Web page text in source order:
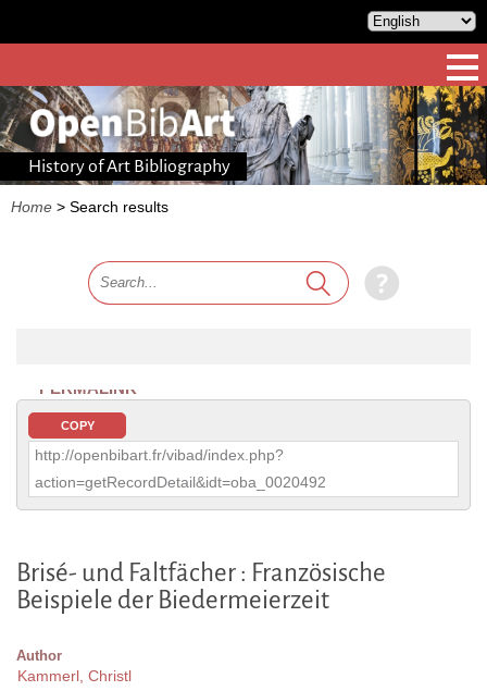
History of Art Bibliography
Home > Search results
PERMALINK
COPY
http://openbibart.fr/vibad/index.php?
action=getRecordDetail&idt=oba_0020492
Brisé- und Faltfächer : Französische
Beispiele der Biedermeierzeit
Author
Kammerl, Christl